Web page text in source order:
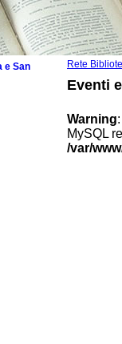
Rete
Eventi
Warning
MySQL
/var/
e San